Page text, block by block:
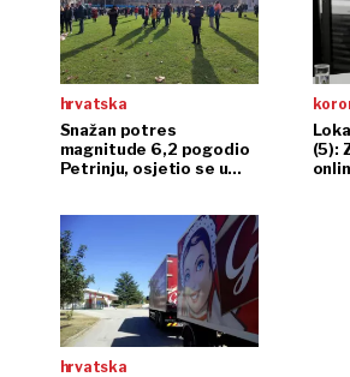
hrvatska
Snažan potres
magnitude 6,2 pogodio
Petrinju, osjetio se u
(5):
hrvatska